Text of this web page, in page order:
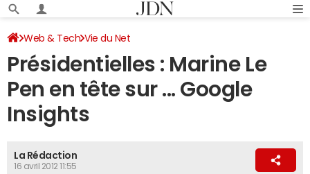
Web & Tech Vie du Net
Présidentielles : Marine Le
Pen en tête sur ... Google
Insights
La Rédaction
16 avril 2012 11:55